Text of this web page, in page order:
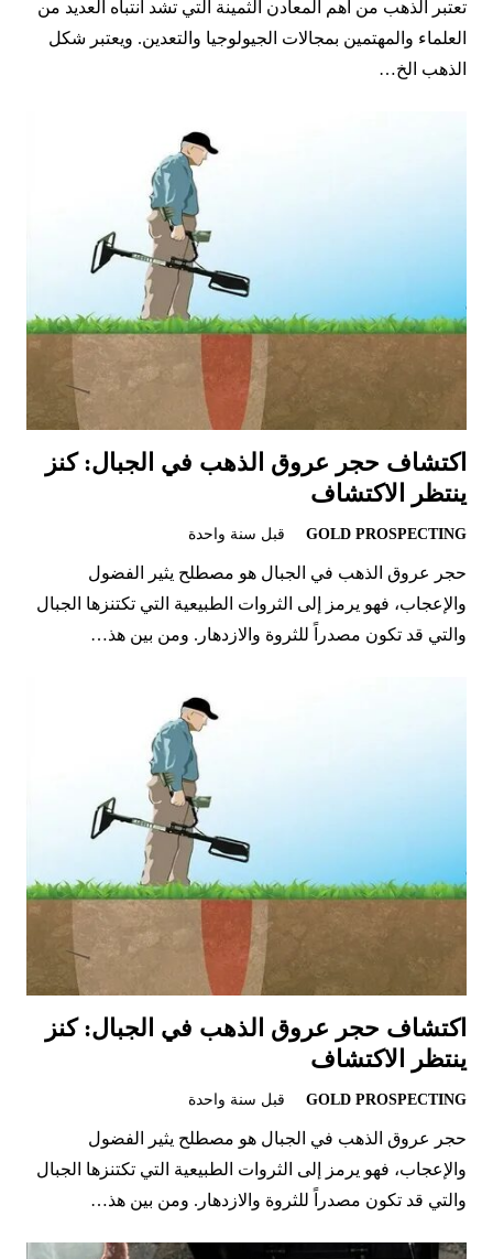
تعتبر الذهب من أهم المعادن الثمينة التي تشد انتباه العديد من
العلماء والمهتمين بمجالات الجيولوجيا والتعدين. ويعتبر شكل
الذهب الخ…
اكتشاف حجر عروق الذهب في الجبال: كنز
ينتظر الاكتشاف
GOLD PROSPECTING قبل سنة واحدة
حجر عروق الذهب في الجبال هو مصطلح يثير الفضول
والإعجاب، فهو يرمز إلى الثروات الطبيعية التي تكتنزها الجبال
والتي قد تكون مصدراً للثروة والازدهار. ومن بين هذ…
اكتشاف حجر عروق الذهب في الجبال: كنز
ينتظر الاكتشاف
GOLD PROSPECTING قبل سنة واحدة
حجر عروق الذهب في الجبال هو مصطلح يثير الفضول
والإعجاب، فهو يرمز إلى الثروات الطبيعية التي تكتنزها الجبال
والتي قد تكون مصدراً للثروة والازدهار. ومن بين هذ…